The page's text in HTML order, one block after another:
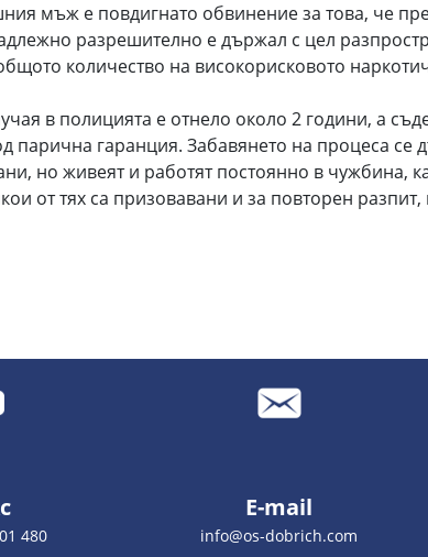
мъж е повдигнато обвинение за това, че
разрешително е държал с цел
количество на високорисковото
в полицията е отнело около 2 години, а
парична гаранция. Забавянето на процеса се
но живеят и работят постоянно в чужбина,
от тях са призовавани и за повторен
480
E-mail
info@os-dobrich.com